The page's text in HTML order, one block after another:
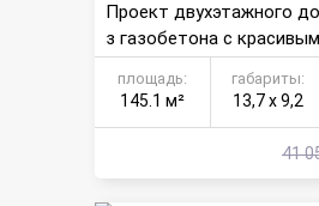
Проект двухэтажного
з газобетона с
балконом
площадь:
145.1 м²
габариты:
13,7 х 9,2
41